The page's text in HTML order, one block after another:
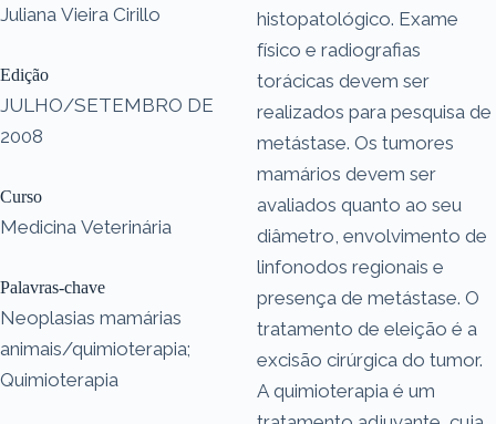
Juliana Vieira Cirillo
Edição
JULHO/SETEMBRO DE
2008
Curso
Medicina Veterinária
Palavras-chave
Neoplasias mamárias
animais/quimioterapia;
Quimioterapia
histopatológico. Exame
físico e radiografias
torácicas devem ser
realizados para pesquisa de
metástase. Os tumores
mamários devem ser
avaliados quanto ao seu
diâmetro, envolvimento de
linfonodos regionais e
presença de metástase. O
tratamento de eleição é a
excisão cirúrgica do tumor.
A quimioterapia é um